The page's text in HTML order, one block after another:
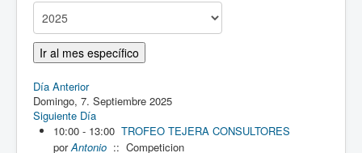
Ir al mes específico
Día Anterior
Domingo, 7. Septiembre 2025
Siguiente Día
10:00 - 13:00 TROFEO TEJERA CONSULTORES
por Antonio :: Competicion